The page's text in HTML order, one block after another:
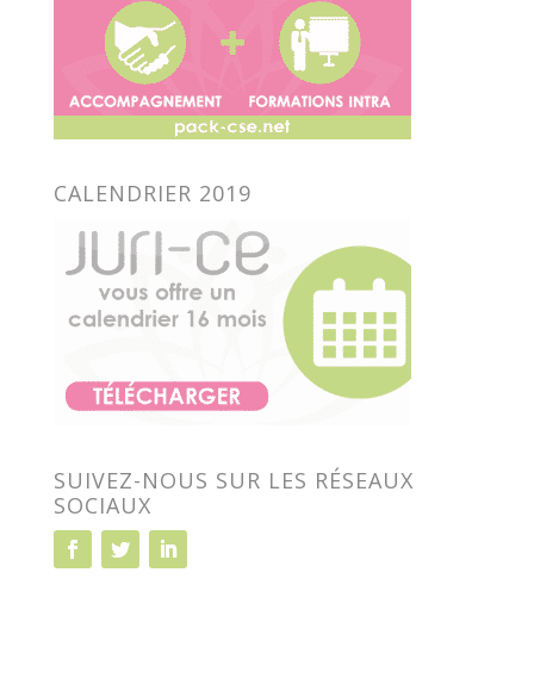
CALENDRIER 2019
SUIVEZ-NOUS SUR LES RÉSEAUX
SOCIAUX